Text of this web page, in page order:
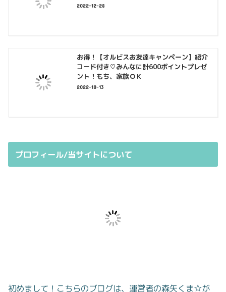
2022-12-28
お得！【オルビスお友達キャンペーン】紹介
コード付き♡みんなに計600ポイントプレゼ
ント！もち、家族ＯＫ
2022-10-13
プロフィール/当サイトについて
初めまして！こちらのブログは、運営者の森矢くま☆が